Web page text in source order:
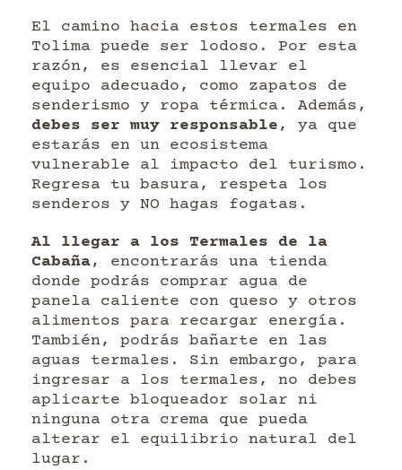
El camino hacia estos termales en
Tolima puede ser lodoso. Por esta
razón, es esencial llevar el
equipo adecuado, como zapatos de
senderismo y ropa térmica. Además,
debes ser muy responsable , ya que
estarás en un ecosistema
vulnerable al impacto del turismo.
Regresa tu basura, respeta los
senderos y NO hagas fogatas.
Al llegar a los Termales de la
Cabaña, encontrarás una tienda
donde podrás comprar agua de
panela caliente con queso y otros
alimentos para recargar energía.
También, podrás bañarte en las
aguas termales. Sin embargo, para
ingresar a los termales, no debes
aplicarte bloqueador solar ni
ninguna otra crema que pueda
alterar el equilibrio natural del
lugar.